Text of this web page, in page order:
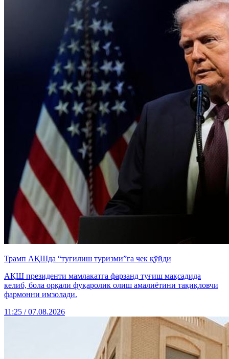
Трамп АҚШда “туғилиш туризми”га чек қўйди
АҚШ президенти мамлакатга фарзанд туғиш мақсадида
келиб, бола орқали фуқаролик олиш амалиётини тақиқловчи
фармонни имзолади.
11:25 / 07.08.2026